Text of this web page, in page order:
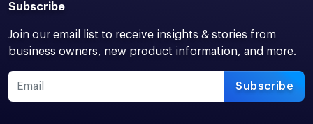
Subscribe
Join our email list to receive insights & stories from
business owners, new product information, and more.
Subscribe